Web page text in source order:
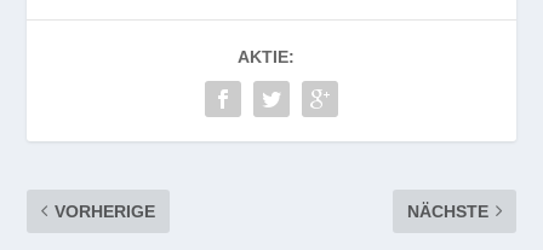
AKTIE:
VORHERIGE NÄCHSTE